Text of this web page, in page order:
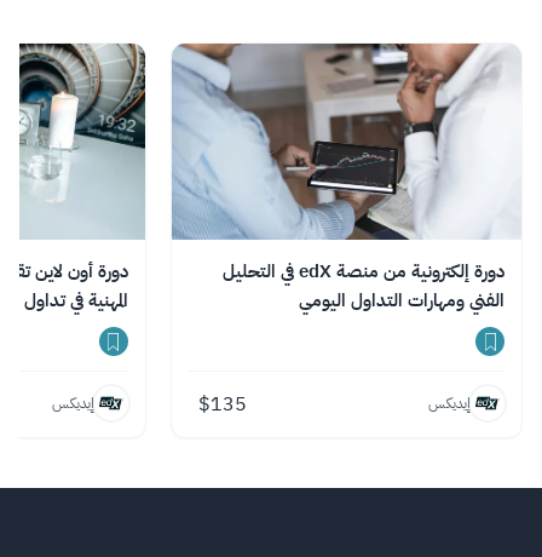
متعددة، بما في ذلك اللغة العربية.
اقرأ المزيد.
دورة إلكترونية من منصة edX في التحليل
الفني ومهارات التداول اليومي
إيديكس $135
المهنية في تداول
للتمويل
إيديكس